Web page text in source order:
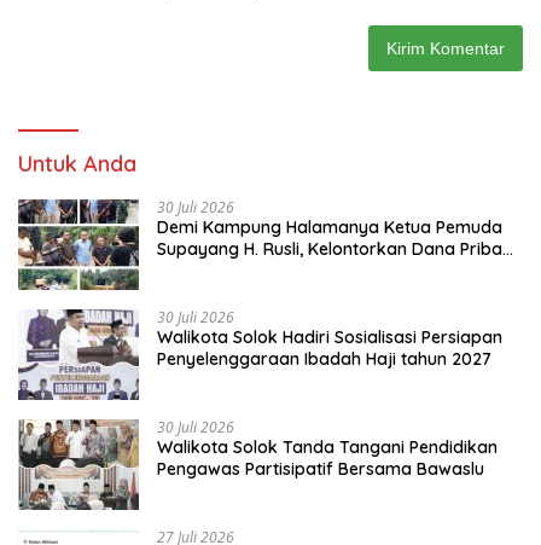
Untuk Anda
30 Juli 2026
Demi Kampung Halamanya Ketua Pemuda
Supayang H. Rusli, Kelontorkan Dana Pribadi
30 Juli 2026
Walikota Solok Hadiri Sosialisasi Persiapan
Penyelenggaraan Ibadah Haji tahun 2027
30 Juli 2026
Walikota Solok Tanda Tangani Pendidikan
Pengawas Partisipatif Bersama Bawaslu
27 Juli 2026